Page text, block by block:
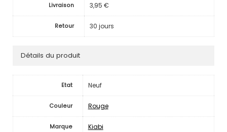
Livraison 3,95 €
Retour 30 jours
Détails du produit
Etat Neuf
Couleur Rouge
Marque Kiabi